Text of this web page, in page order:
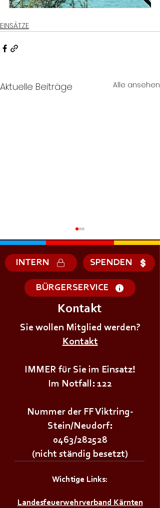
EINSÄTZE
Aktuelle Beiträge Alle ansehen
+++𝗦𝗜𝗥𝗘𝗡𝗘𝗡𝗔𝗟𝗔𝗥𝗠+++
INTERN SPENDEN
BÜRGERSERVICE
Kontakt
Sie wollen Mitglied werden?
Kontakt
IMMER für Sie im Einsatz!
Im Notfall: 122
Nummer der FF Viktring-
Stein/Neudorf:
0463/282528
(nicht ständig besetzt)
Wichtige Links:
Landesfeuerwehrverband Kärnten